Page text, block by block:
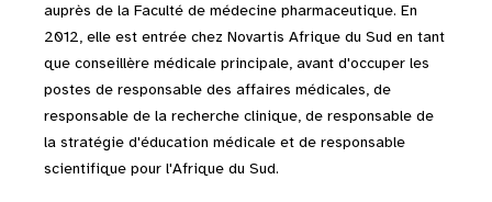
auprès de la Faculté de médecine pharmaceutique. En
2012, elle est entrée chez Novartis Afrique du Sud en tant
que conseillère médicale principale, avant d'occuper les
postes de responsable des affaires médicales, de
responsable de la recherche clinique, de responsable de
la stratégie d'éducation médicale et de responsable
scientifique pour l'Afrique du Sud.